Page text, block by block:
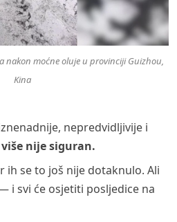
nakon moćne oluje u provinciji Guizhou,
Kina
nepredvidljivije i
nije siguran.
ih se to još nije dotaknulo. Ali
i svi će osjetiti posljedice na